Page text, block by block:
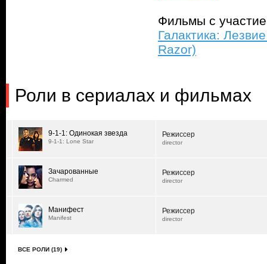
Фильмы с
Галактика:
Razor)
Роли в сериалах и фильмах
9-1-1: Одинокая звезда
9-1-1: Lone Star
Режиссер
director
Зачарованные
Charmed
Режиссер
director
Манифест
Manifest
Режиссер
director
ВСЕ РОЛИ (19)